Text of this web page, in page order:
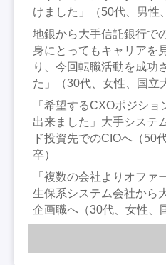
けました」（50代、男性
地銀から大手信託銀行で
身にとってもキャリアを
り、今回転職活動を成功
た」（30代、女性、国立
「希望するCXOポジシ
出来ました」大手システ
ド投資先でのCIOへ（50
卒）
「複数の会社よりオファ
生保系システム会社から
企画職へ（30代、女性、